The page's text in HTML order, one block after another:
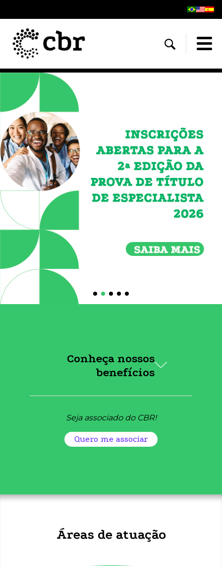
Conheça nossos
benefícios
Seja associado do CBR!
Quero me associar
Áreas de atuação